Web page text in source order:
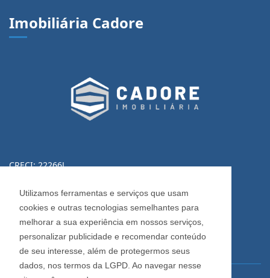
Utilizamos ferramentas e serviços que usam
cookies e outras tecnologias semelhantes para
melhorar a sua experiência em nossos serviços,
personalizar publicidade e recomendar conteúdo
de seu interesse, além de protegermos seus
dados, nos termos da LGPD. Ao navegar nesse
Imobiliária Cadore
CRECI: 22266J
Informações de Contato
(54) 3223-0370
(54) 3028-0380
(54) 3028-0390